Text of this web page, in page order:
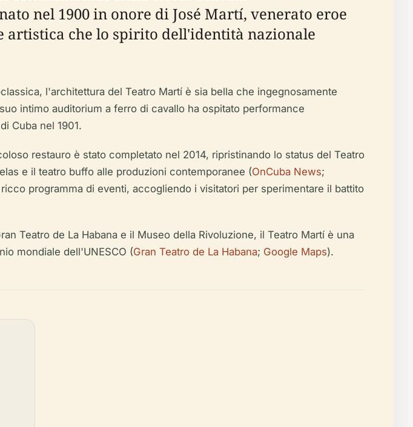
nel 1900 in onore di José Martí, venerato eroe
che lo spirito dell'identità nazionale
l'architettura del Teatro Martí è sia bella che ingegnosamente
intimo auditorium a ferro di cavallo ha ospitato performance
Cuba nel 1901.
restauro è stato completato nel 2014, ripristinando lo status del Teatro
e il teatro buffo alle produzioni contemporanee (OnCuba News;
programma di eventi, accogliendo i visitatori per sperimentare il battito
Teatro de La Habana e il Museo della Rivoluzione, il Teatro Martí è una
mondiale dell'UNESCO (Gran Teatro de La Habana; Google Maps).